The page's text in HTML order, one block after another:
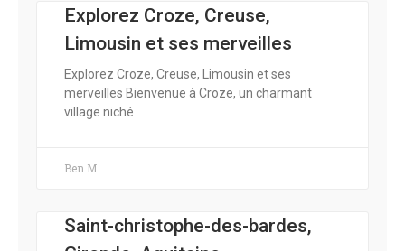
Explorez Croze, Creuse,
Limousin et ses merveilles
Explorez Croze, Creuse, Limousin et ses
merveilles Bienvenue à Croze, un charmant
village niché
Ben M
Saint-christophe-des-bardes,